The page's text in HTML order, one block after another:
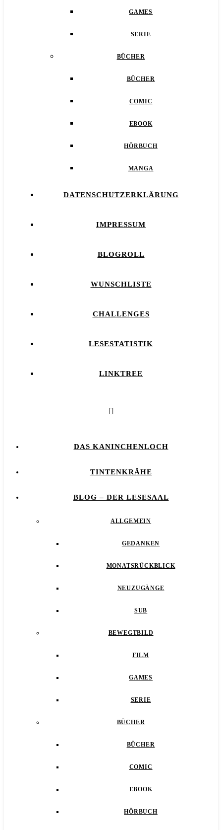
GAMES
SERIE
BÜCHER
BÜCHER
COMIC
EBOOK
HÖRBUCH
MANGA
DATENSCHUTZERKLÄRUNG
IMPRESSUM
BLOGROLL
WUNSCHLISTE
CHALLENGES
LESESTATISTIK
LINKTREE
DAS KANINCHENLOCH
TINTENKRÄHE
BLOG – DER LESESAAL
ALLGEMEIN
GEDANKEN
MONATSRÜCKBLICK
NEUZUGÄNGE
SUB
BEWEGTBILD
FILM
GAMES
SERIE
BÜCHER
BÜCHER
COMIC
EBOOK
HÖRBUCH